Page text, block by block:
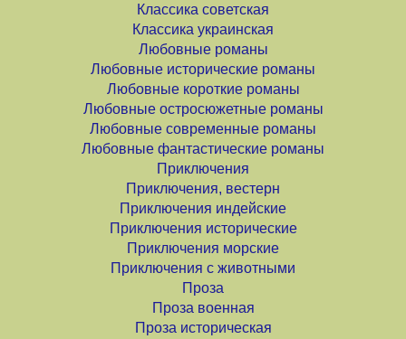
Классика советская
Классика украинская
Любовные романы
Любовные исторические романы
Любовные короткие романы
Любовные остросюжетные романы
Любовные современные романы
Любовные фантастические романы
Приключения
Приключения, вестерн
Приключения индейские
Приключения исторические
Приключения морские
Приключения с животными
Проза
Проза военная
Проза историческая